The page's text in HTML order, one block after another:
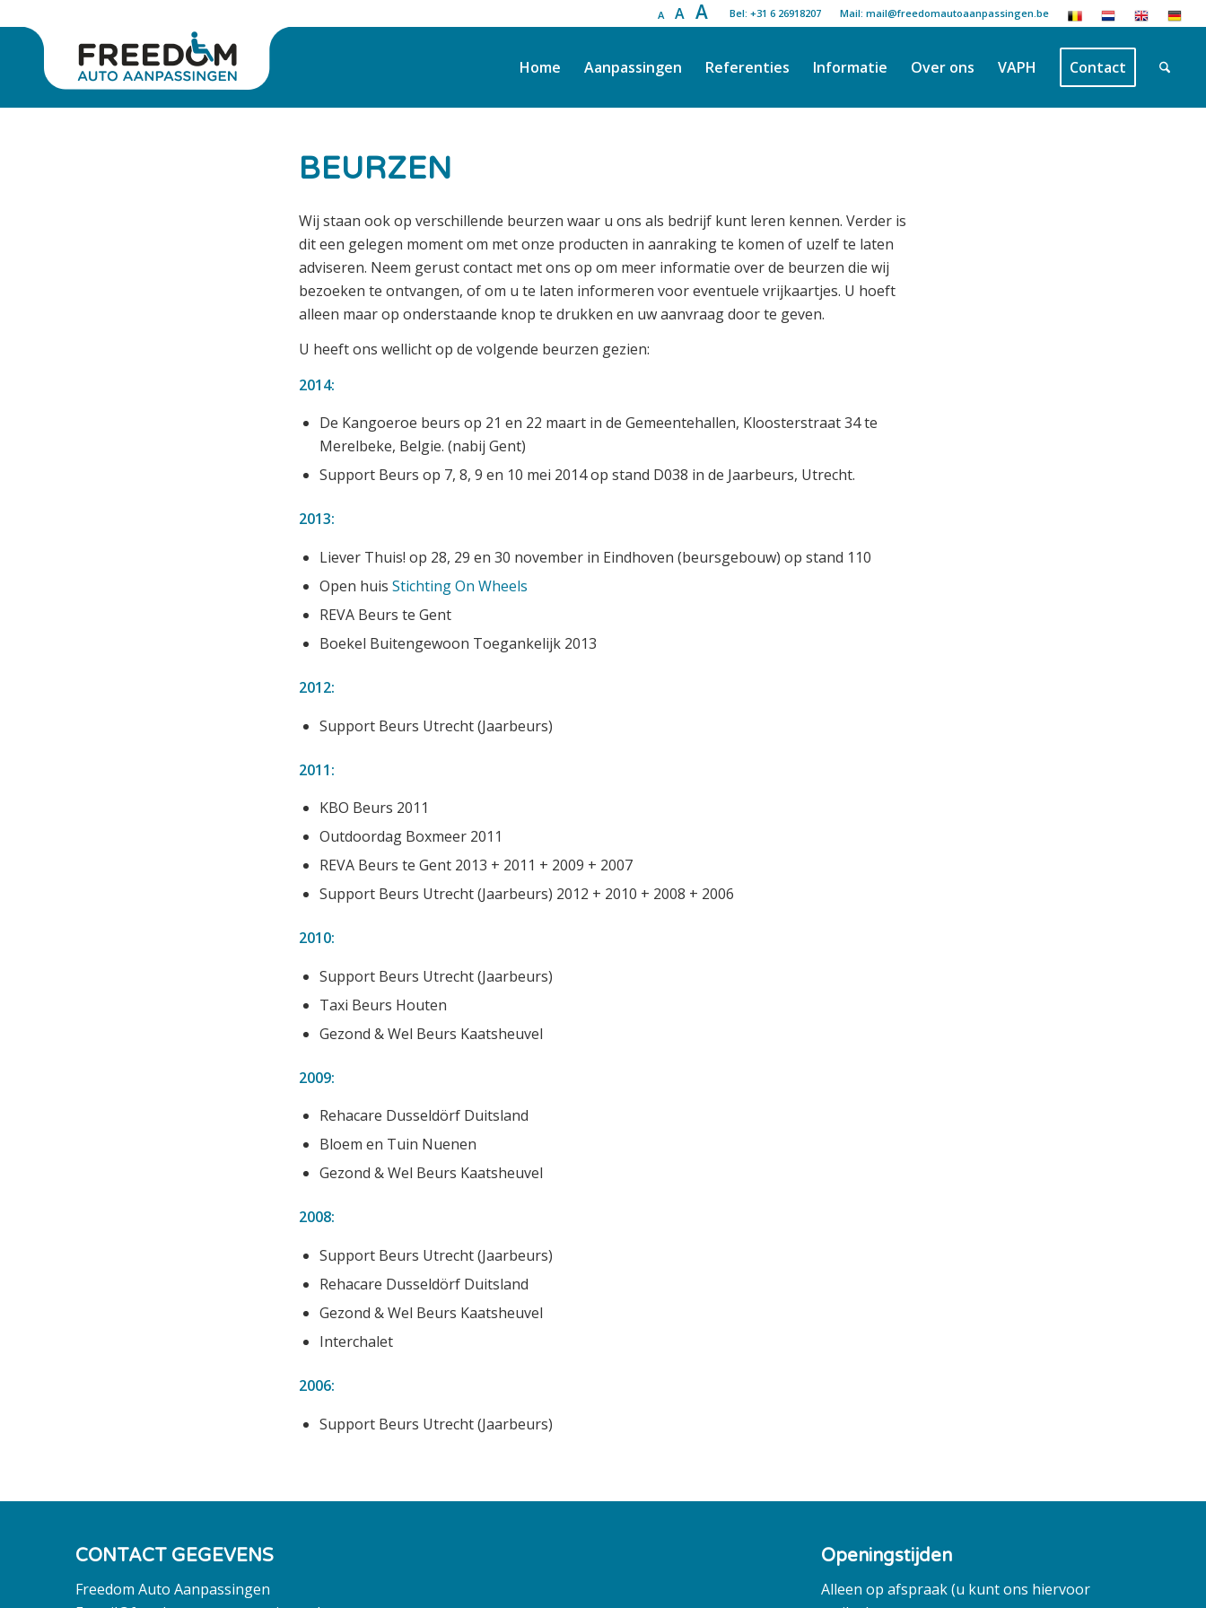
Bel: +31 6 26918207 Mail: mail@freedomautoaanpassingen.be
A A A
Home Aanpassingen Referenties Informatie Over ons VAPH Contact
BEURZEN
Wij staan ook op verschillende beurzen waar u ons als bedrijf kunt leren kennen. Verder is
dit een gelegen moment om met onze producten in aanraking te komen of uzelf te laten
adviseren. Neem gerust contact met ons op om meer informatie over de beurzen die wij
bezoeken te ontvangen, of om u te laten informeren voor eventuele vrijkaartjes. U hoeft
alleen maar op onderstaande knop te drukken en uw aanvraag door te geven.
U heeft ons wellicht op de volgende beurzen gezien:
2014:
De Kangoeroe beurs op 21 en 22 maart in de Gemeentehallen, Kloosterstraat 34 te
Merelbeke, Belgie. (nabij Gent)
Support Beurs op 7, 8, 9 en 10 mei 2014 op stand D038 in de Jaarbeurs, Utrecht.
2013:
Liever Thuis! op 28, 29 en 30 november in Eindhoven (beursgebouw) op stand 110
Open huisStichting On Wheels
REVA Beurs te Gent
Boekel Buitengewoon Toegankelijk 2013
2012:
Support Beurs Utrecht (Jaarbeurs)
2011:
KBO Beurs 2011
Outdoordag Boxmeer 2011
REVA Beurs te Gent 2013 + 2011 + 2009 + 2007
Support Beurs Utrecht (Jaarbeurs) 2012 + 2010 + 2008 + 2006
2010:
Support Beurs Utrecht (Jaarbeurs)
Taxi Beurs Houten
Gezond & Wel Beurs Kaatsheuvel
2009:
Rehacare Dusseldörf Duitsland
Bloem en Tuin Nuenen
Gezond & Wel Beurs Kaatsheuvel
2008:
Support Beurs Utrecht (Jaarbeurs)
Rehacare Dusseldörf Duitsland
Gezond & Wel Beurs Kaatsheuvel
Interchalet
2006:
​Support Beurs Utrecht (Jaarbeurs)
CONTACT GEGEVENS
Freedom Auto Aanpassingen
Openingstijden
Alleen op afspraak (u kunt ons hiervoor